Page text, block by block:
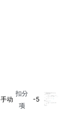
手动
扣分
项
-5